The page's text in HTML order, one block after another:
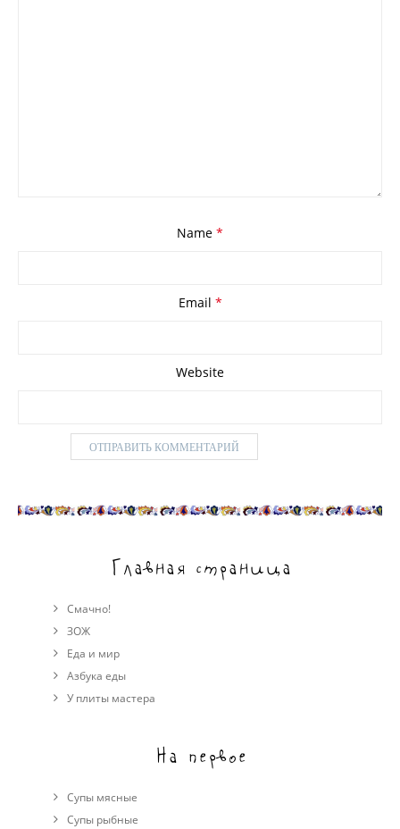
Name *
Email *
Website
Главная страница
Смачно!
ЗОЖ
Еда и мир
Азбука еды
У плиты мастера
На первое
Супы мясные
Супы рыбные